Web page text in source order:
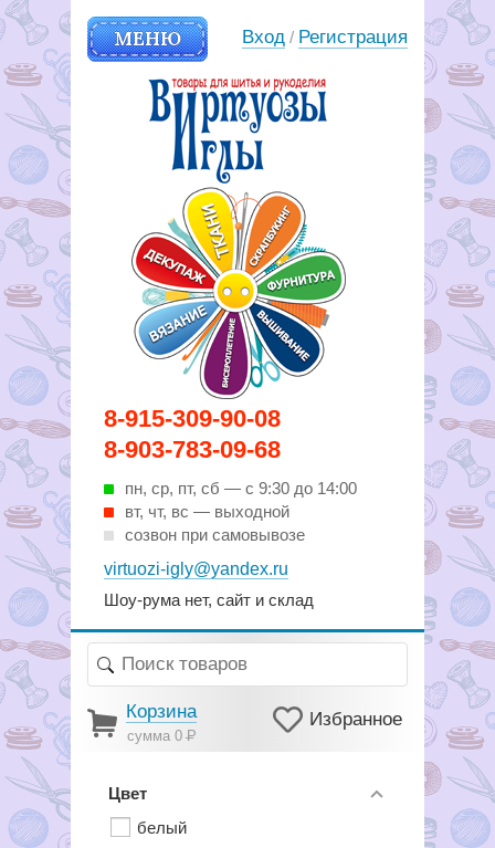
8-915-309-90-08
8-903-783-09-68
пн, ср, пт, cб — с 9:30 до 14:00
вт, чт, вс — выходной
созвон при самовывозе
virtuozi-igly@yandex.ru
Шоу-рума нет, сайт и склад
МЕНЮ
Вирутозы иглы. Товары для
шитья и рукоделья
Вход / Регистрация
Корзина
сумма 0Р
Избранное
Цвет
белый